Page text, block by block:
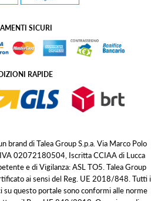
SICURI
RAPIDE
di Talea Group S.p.a. Via Marco Polo
02072180504, Iscritta CCIAA di Lucca
e di Vigilanza: ASL TO5. Talea Group
ai sensi del Reg. UE 2018/848. Tutti i
questo portale sono conformi alle norme